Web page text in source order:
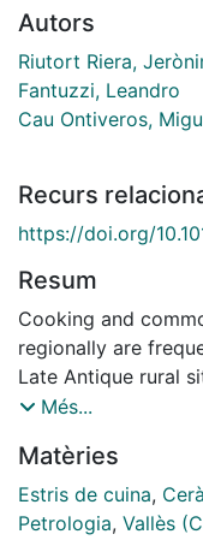
Autors
Riutort Riera,
Fantuzzi, Leandro
Cau Ontiveros,
Recurs
https://doi.org/
Resum
Cooking and
regionally are
Late Antique rural
of 142 of these
of Barcino/
combination of
WD-XRF, and
Més...
Matèries
Estris de cuina,
Petrologia, Vallès